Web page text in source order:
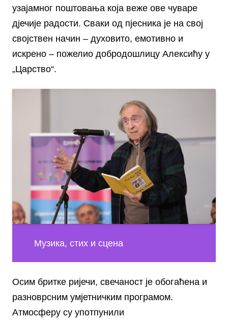
узајамног поштовања која веже ове чуваре
дјечије радости. Сваки од пјесника је на свој
својствен начин – духовито, емотивно и
искрено – пожелио добродошлицу Алексићу у
„Царство“.
Музика, стих и сцена
Осим бритке ријечи, свечаност је обогаћена и
разноврсним умјетничким програмом.
Атмосферу су употпунили